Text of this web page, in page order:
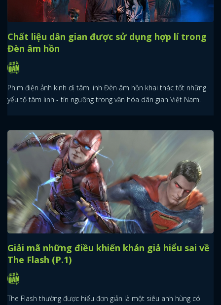
Chất liệu dân gian được sử dụng hợp lí trong
Đèn âm hồn
Phim điện ảnh kinh dị tâm linh Đèn âm hồn khai thác tốt những
yếu tố tâm linh - tín ngưỡng trong văn hóa dân gian Việt Nam.
Giải mã những điều khiến khán giả hiểu sai về
The Flash (P.1)
The Flash thường được hiểu đơn giản là một siêu anh hùng có